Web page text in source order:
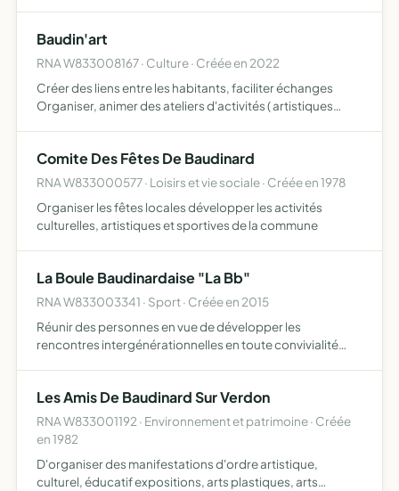
et …
Baudin'art
RNA W833008167 · Culture · Créée en 2022
Créer des liens entre les habitants, faciliter échanges
Organiser, animer des ateliers d'activités ( artistiques
Comite Des Fêtes De Baudinard
RNA W833000577 · Loisirs et vie sociale · Créée en 1978
Organiser les fêtes locales développer les activités
culturelles, artistiques et sportives de la commune
La Boule Baudinardaise "La Bb"
RNA W833003341 · Sport · Créée en 2015
Réunir des personnes en vue de développer les
rencontres intergénérationnelles en toute convivialité
Les Amis De Baudinard Sur Verdon
RNA W833001192 · Environnement et patrimoine · Créée
en 1982
D'organiser des manifestations d'ordre artistique,
culturel, éducatif expositions, arts plastiques, arts